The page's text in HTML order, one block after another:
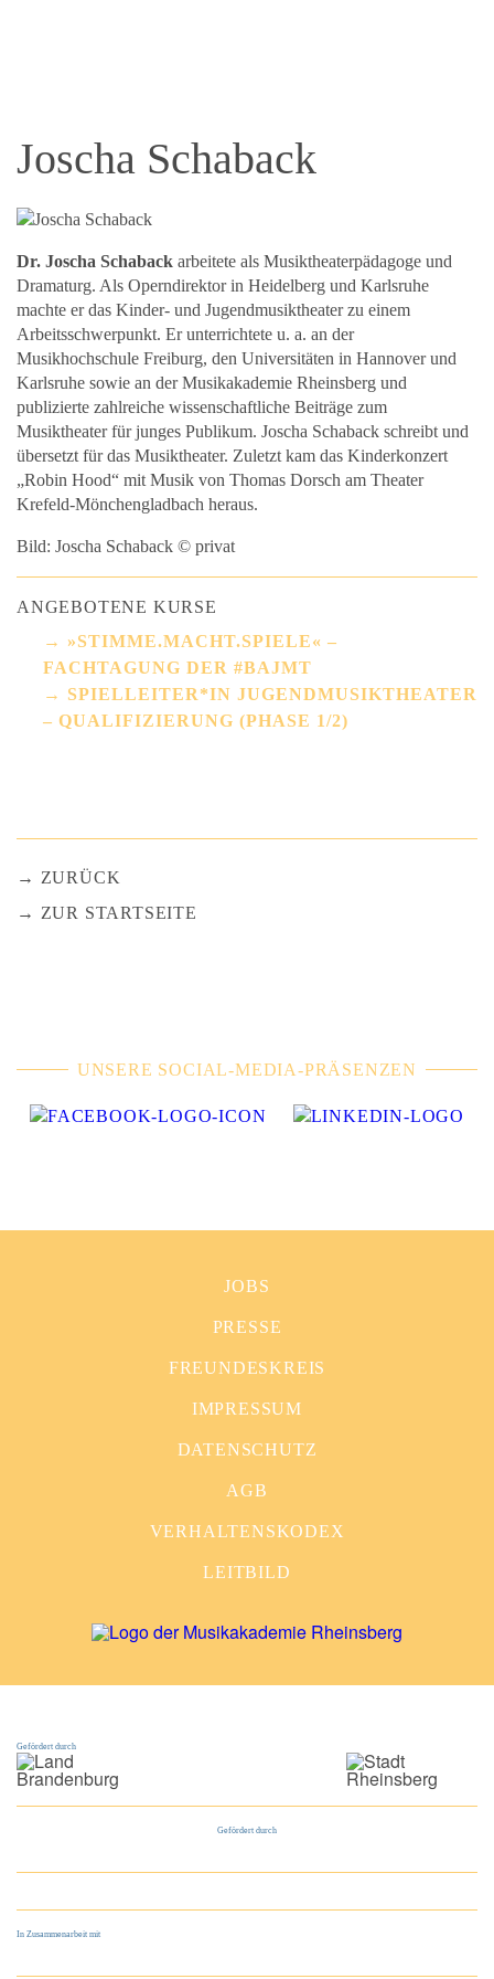
Joscha Schaback
Dr. Joscha Schaback arbeitete als Musiktheaterpädagoge und
Dramaturg. Als Operndirektor in Heidelberg und Karlsruhe
machte er das Kinder- und Jugendmusiktheater zu einem
Arbeitsschwerpunkt. Er unterrichtete u. a. an der
Musikhochschule Freiburg, den Universitäten in Hannover und
Karlsruhe sowie an der Musikakademie Rheinsberg und
publizierte zahlreiche wissenschaftliche Beiträge zum
Musiktheater für junges Publikum. Joscha Schaback schreibt und
übersetzt für das Musiktheater. Zuletzt kam das Kinderkonzert
„Robin Hood“ mit Musik von Thomas Dorsch am Theater
Krefeld-Mönchengladbach heraus.
Bild: Joscha Schaback © privat
ANGEBOTENE KURSE
»STIMME.MACHT.SPIELE« –
FACHTAGUNG DER #BAJMT
SPIELLEITER*IN JUGENDMUSIKTHEATER
– QUALIFIZIERUNG (PHASE 1/2)
ZURÜCK
ZUR STARTSEITE
UNSERE SOCIAL-MEDIA-PRÄSENZEN
JOBS
PRESSE
FREUNDESKREIS
IMPRESSUM
DATENSCHUTZ
AGB
VERHALTENSKODEX
LEITBILD
Gefördert durch
Gefördert durch
In Zusammenarbeit mit